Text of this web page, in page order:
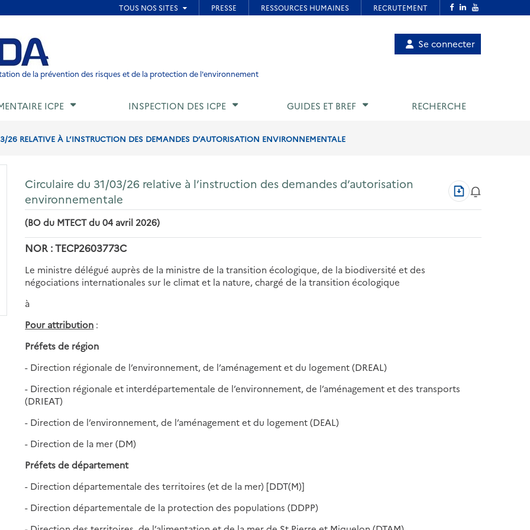
de page
de la prévention des risques et de la protection de l'environnement
Menu
utilisateur
Se connecter
ICPE INSPECTION DES ICPE GUIDES ET BREF RECHERCHE
26 RELATIVE À L’INSTRUCTION DES DEMANDES D’AUTORISATION ENVIRONNEMENTALE
Circulaire du 31/03/26 relative à l’instruction des demandes d’autorisation
environnementale
Télécharger
au
format
(BO du MTECT du 04 avril 2026)
NOR : TECP2603773C
Le ministre délégué auprès de la ministre de la transition écologique, de la biodiversité et des
négociations internationales sur le climat et la nature, chargé de la transition écologique
à
Pour attribution :
Préfets de région
- Direction régionale de l’environnement, de l’aménagement et du logement (DREAL)
- Direction régionale et interdépartementale de l’environnement, de l’aménagement et des transports
(DRIEAT)
- Direction de l’environnement, de l’aménagement et du logement (DEAL)
- Direction de la mer (DM)
Préfets de département
- Direction départementale des territoires (et de la mer) [DDT(M)]
- Direction départementale de la protection des populations (DDPP)